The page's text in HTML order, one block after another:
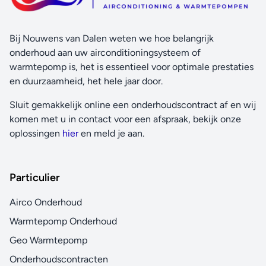
Nachtmodus
tijdens de nacht te voorkomen.
Comfortmodus
Garandeert een tochtvrije werking door te voorkomen dat
geblazen.
Automatisch omschakelen koelen/verwarmen
Extra stilfunctie buitendeel
De "Silent"-knop op de afstandsbediening vermindert het
de buurt niet te verstoren.
Verticale auto-swing
Bij Nouwens van Dalen weten we hoe belangrijk
onderhoud aan uw airconditioningsysteem of
warmtepomp is, het is essentieel voor optimale prestaties
en duurzaamheid, het hele jaar door.
Sluit gemakkelijk online een onderhoudscontract af en wij
komen met u in contact voor een afspraak, bekijk onze
oplossingen hieren meld je aan.
Particulier
Airco Onderhoud
Warmtepomp Onderhoud
Geo Warmtepomp
Onderhoudscontracten